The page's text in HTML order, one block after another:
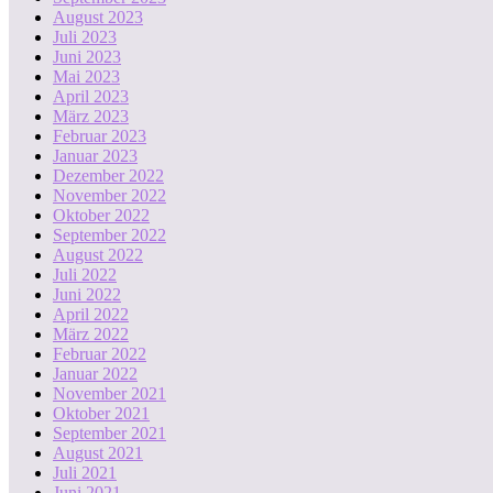
August 2023
Juli 2023
Juni 2023
Mai 2023
April 2023
März 2023
Februar 2023
Januar 2023
Dezember 2022
November 2022
Oktober 2022
September 2022
August 2022
Juli 2022
Juni 2022
April 2022
März 2022
Februar 2022
Januar 2022
November 2021
Oktober 2021
September 2021
August 2021
Juli 2021